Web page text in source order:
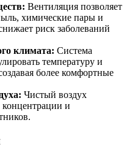
Вентиляция позволяет
химические пары и
риск заболеваний
климата: Система
температуру и
более комфортные
Чистый воздух
и